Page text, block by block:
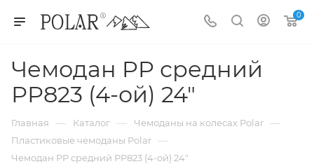
0
Чемодан PP средний
РР823 (4-ой) 24"
Главная — Каталог — Чемоданы на колесах Polar —
Пластиковые чемоданы Polar —
Чемодан PP средний РР823 (4-ой) 24"